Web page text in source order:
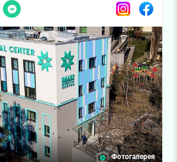
Messenger InstagramFacebook
Фотогалерея